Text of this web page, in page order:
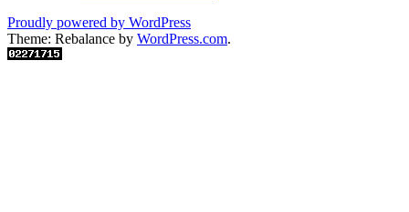
Proudly powered by WordPress
Theme: Rebalance by WordPress.com.